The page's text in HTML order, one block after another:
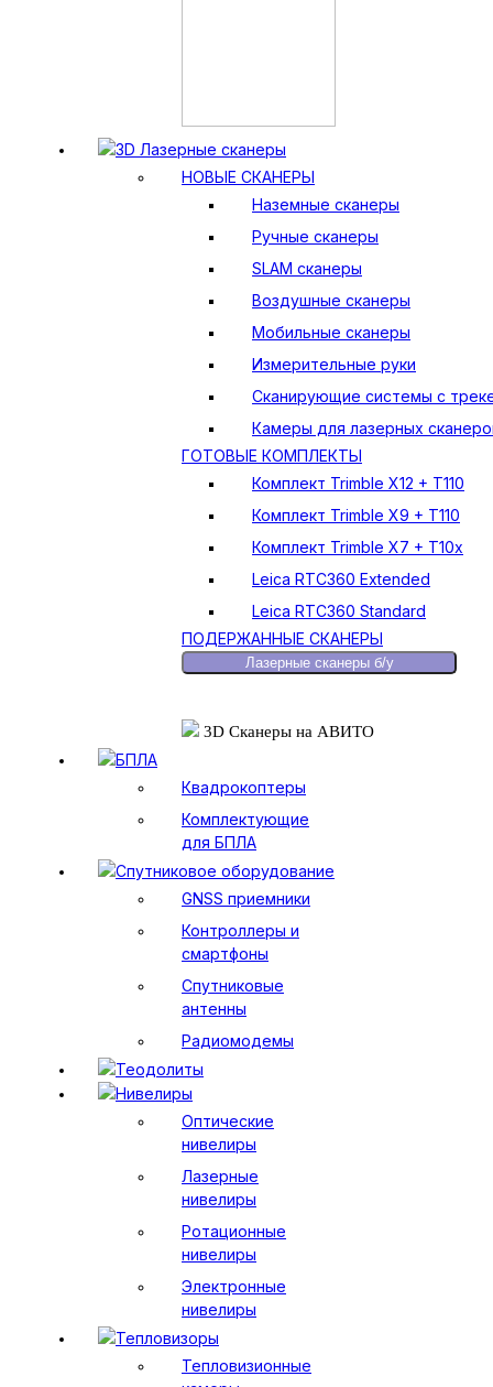
3D Лазерные сканеры
НОВЫЕ СКАНЕРЫ
Наземные сканеры
Ручные сканеры
SLAM сканеры
Воздушные сканеры
Мобильные сканеры
Измерительные руки
Сканирующие системы с
Камеры для лазерных
ГОТОВЫЕ КОМПЛЕКТЫ
Комплект Trimble X12 + T110
Комплект Trimble X9 + T110
Комплект Trimble X7 + T10x
Leica RTC360 Extended
Leica RTC360 Standard
ПОДЕРЖАННЫЕ СКАНЕРЫ
Лазерные сканеры б/у
3D Сканеры на АВИТО
БПЛА
Квадрокоптеры
Комплектующие
для БПЛА
Спутниковое оборудование
GNSS приемники
Контроллеры и
смартфоны
Спутниковые
антенны
Радиомодемы
Теодолиты
Нивелиры
Оптические
нивелиры
Лазерные
нивелиры
Ротационные
нивелиры
Электронные
нивелиры
Тепловизоры
Тепловизионные